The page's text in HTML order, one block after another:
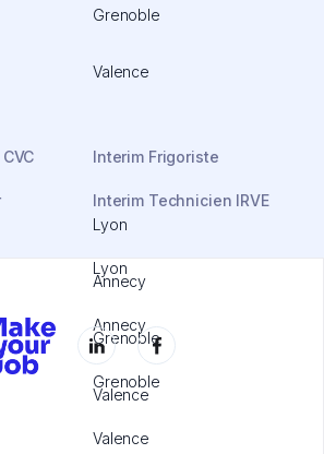
Grenoble
Valence
Interim Frigoriste
Lyon
Annecy
Grenoble
Valence
Interim Technicien IRVE
Lyon
Annecy
Grenoble
Valence